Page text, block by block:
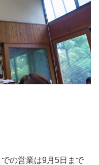
の営業は9月5日まで